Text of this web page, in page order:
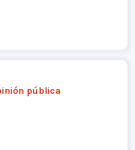
pública